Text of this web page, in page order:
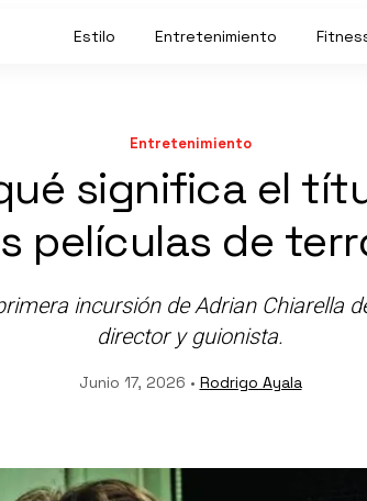
Estilo Entretenimiento
Entretenimiento
significa el
películas de
incursión de Adrian Chiarella
director y guionista.
Junio 17, 2026 • Rodrigo Ayala